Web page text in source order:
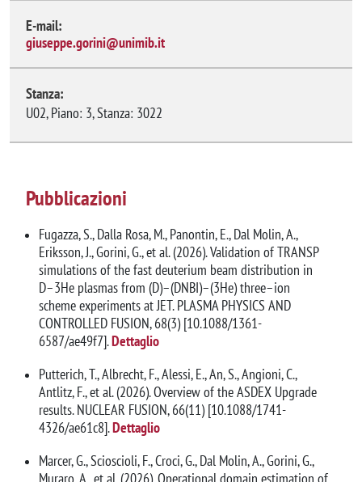
E-mail:
giuseppe.gorini@unimib.it
Stanza:
U02, Piano: 3, Stanza: 3022
Pubblicazioni
Fugazza, S., Dalla Rosa, M., Panontin, E., Dal Molin, A.,
Eriksson, J., Gorini, G., et al. (2026). Validation of TRANSP
simulations of the fast deuterium beam distribution in
D–3He plasmas from (D)–(DNBI)–(3He) three–ion
scheme experiments at JET. PLASMA PHYSICS AND
CONTROLLED FUSION, 68(3) [10.1088/1361-
6587/ae49f7].Dettaglio
Putterich, T., Albrecht, F., Alessi, E., An, S., Angioni, C.,
Antlitz, F., et al. (2026). Overview of the ASDEX Upgrade
results. NUCLEAR FUSION, 66(11) [10.1088/1741-
4326/ae61c8].Dettaglio
Marcer, G., Scioscioli, F., Croci, G., Dal Molin, A., Gorini, G.,